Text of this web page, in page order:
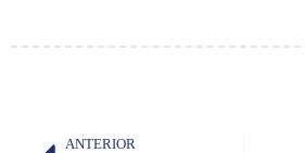
ANTERIOR